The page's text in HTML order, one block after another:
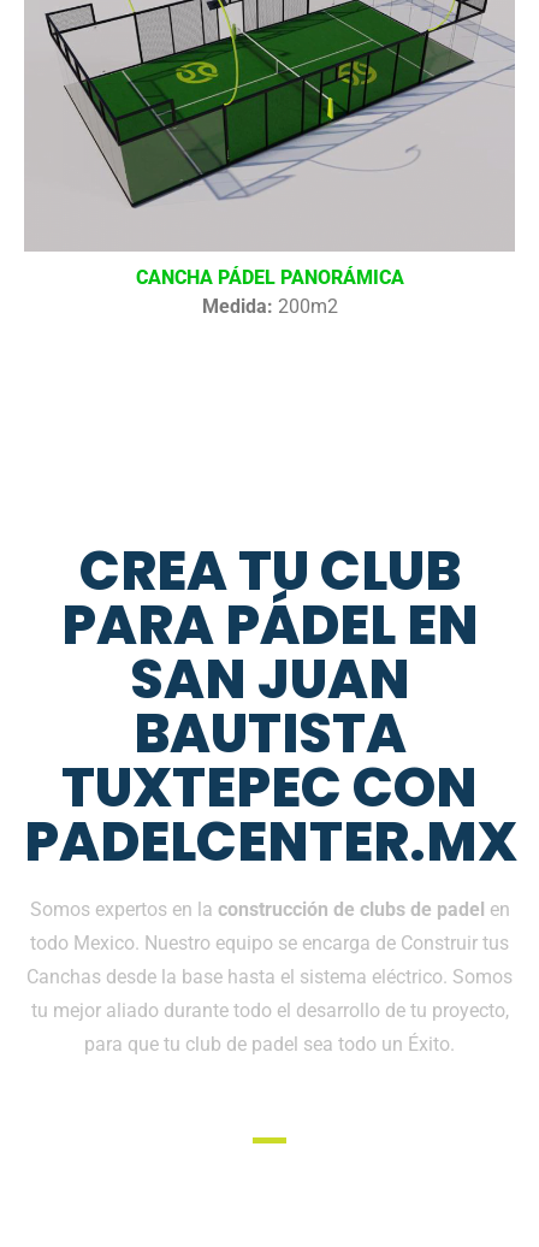
CANCHA PÁDEL PANORÁMICA
Medida: 200m2
CREA TU CLUB
PARA PÁDEL EN
SAN JUAN
BAUTISTA
TUXTEPEC CON
PADELCENTER.MX
Somos expertos en la construcción de clubs de padel en
todo Mexico. Nuestro equipo se encarga de Construir tus
Canchas desde la base hasta el sistema eléctrico. Somos
tu mejor aliado durante todo el desarrollo de tu proyecto,
para que tu club de padel sea todo un Éxito.